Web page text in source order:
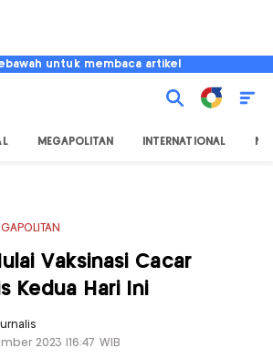
untuk membaca artikel
MEGAPOLITAN INTERNATIONAL
Vaksinasi Cacar
Kedua Hari Ini
2023 |16:47 WIB